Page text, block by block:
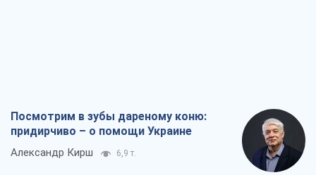
Посмотрим в зубы дареному коню:
придирчиво – о помощи Украине
Александр Кирш 6,9 т.